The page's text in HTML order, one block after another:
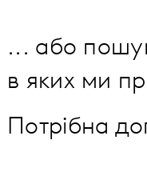
... або
в яких ми
Потрібна